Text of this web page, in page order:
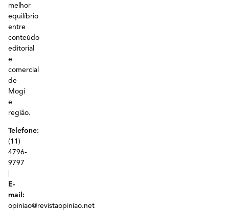
melhor
equilíbrio
entre
conteúdo
editorial
e
comercial
de
Mogi
e
região.
Telefone:
(11)
4796-
9797
E-
mail:
opiniao@revistaopiniao.net